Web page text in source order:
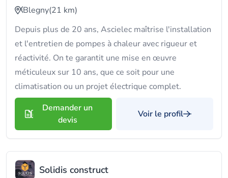
Blegny(21 km)
Depuis plus de 20 ans, Ascielec maîtrise l'installation
et l'entretien de pompes à chaleur avec rigueur et
réactivité. On te garantit une mise en œuvre
méticuleux sur 10 ans, que ce soit pour une
climatisation ou un projet électrique complet.
Demander un
devis
Voir le profil
Solidis construct